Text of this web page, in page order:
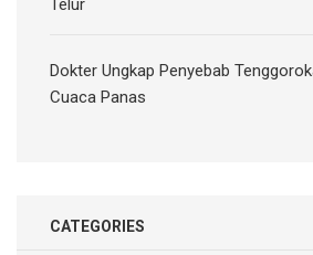
Telur
Dokter Ungkap Penyebab
Cuaca Panas
CATEGORIES